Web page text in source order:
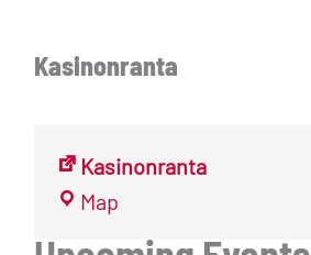
Kasinonranta
Kasinonranta
Map